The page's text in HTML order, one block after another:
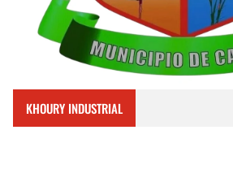
KHOURY INDUSTRIAL